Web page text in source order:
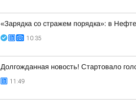
«Зарядка со стражем порядка»: в
10:35
Долгожданная новость! Стартовало
11:49